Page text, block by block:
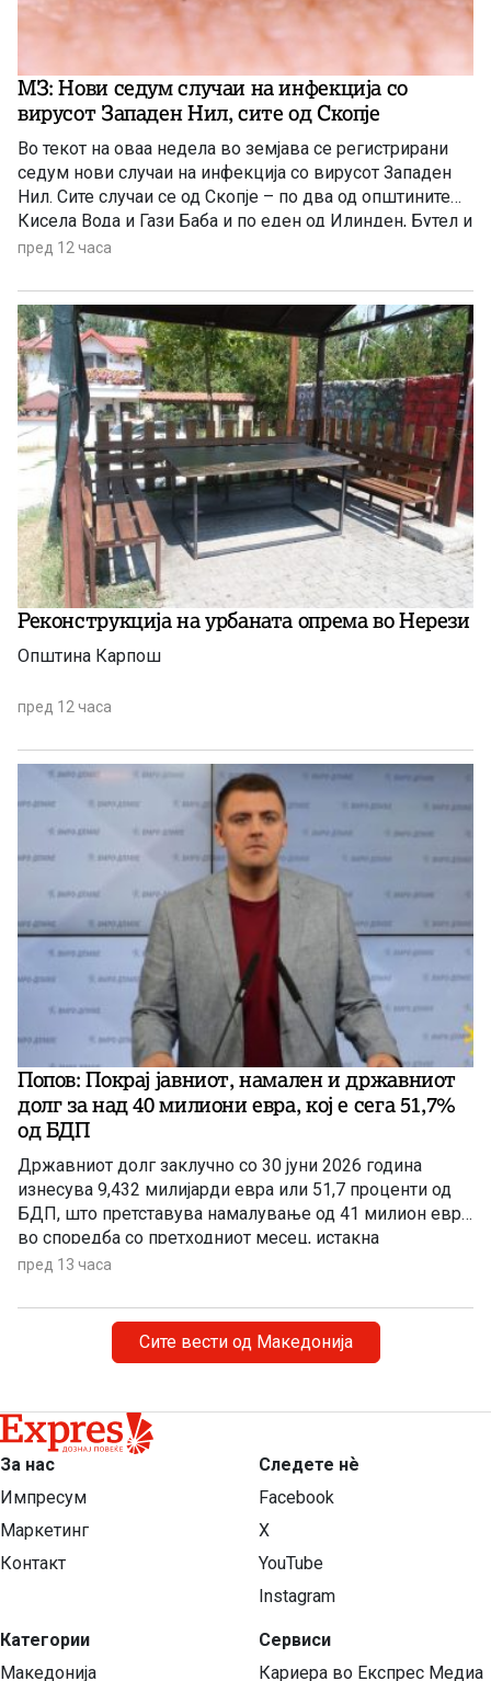
МЗ: Нови седум случаи на инфекција со
вирусот Западен Нил, сите од Скопје
Во текот на оваа недела во земјава се регистрирани
седум нови случаи на инфекција со вирусот Западен
Нил. Сите случаи се од Скопје – по два од општините
Кисела Вода и Гази Баба и по еден од Илинден, Бутел и
Аеродром. Новозаболените лица се на возраст од 60
попладнево од Министерството за здравство.
пред 12 часа
Реконструкција на урбаната опрема во Нерези
Општина Карпош
пред 12 часа
Попов: Покрај јавниот, намален и државниот
долг за над 40 милиони евра, кој e сега 51,7%
од БДП
Државниот долг заклучно со 30 јуни 2026 година
изнесува 9,432 милијарди евра или 51,7 проценти од
БДП, што претставува намалување од 41 милион евра
во споредба со претходниот месец, истакна
пратеникот на ВМРО-ДПМНЕ Сергеј Попов на
пред 13 часа
Сите вести од Македонија
За нас
Импресум
Маркетинг
Контакт
Категории
Македонија
Следете нѐ
Facebook
X
YouTube
Instagram
Сервиси
Кариера во Експрес Медиа